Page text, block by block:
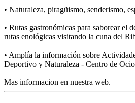
• Naturaleza, piragüismo, senderismo,
• Rutas gastronómicas para saborear el
rutas enológicas visitando la cuna del
• Amplía la información sobre
Deportivo y Naturaleza - Centro de
Mas informacion en nuestra web.